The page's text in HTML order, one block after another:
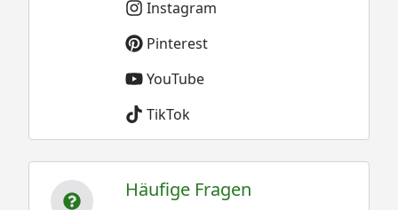
Instagram
Pinterest
YouTube
TikTok
Häufige Fragen